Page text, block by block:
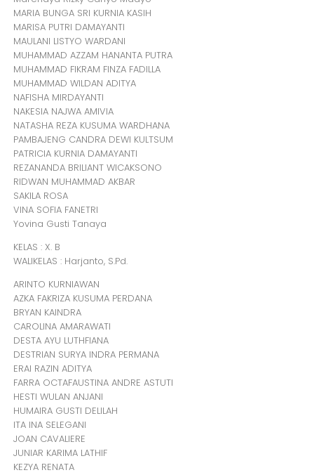
MARIA BUNGA SRI KURNIA KASIH
MARISA PUTRI DAMAYANTI
MAULANI LISTYO WARDANI
MUHAMMAD AZZAM HANANTA PUTRA
MUHAMMAD FIKRAM FINZA FADILLA
MUHAMMAD WILDAN ADITYA
NAFISHA MIRDAYANTI
NAKESIA NAJWA AMIVIA
NATASHA REZA KUSUMA WARDHANA
PAMBAJENG CANDRA DEWI KULTSUM
PATRICIA KURNIA DAMAYANTI
REZANANDA BRILIANT WICAKSONO
RIDWAN MUHAMMAD AKBAR
SAKILA ROSA
VINA SOFIA FANETRI
Yovina Gusti Tanaya
KELAS : X. B
WALIKELAS : Harjanto, S.Pd.
ARINTO KURNIAWAN
AZKA FAKRIZA KUSUMA PERDANA
BRYAN KAINDRA
CAROLINA AMARAWATI
DESTA AYU LUTHFIANA
DESTRIAN SURYA INDRA PERMANA
ERAI RAZIN ADITYA
FARRA OCTAFAUSTINA ANDRE ASTUTI
HESTI WULAN ANJANI
HUMAIRA GUSTI DELILAH
ITA INA SELEGANI
JOAN CAVALIERE
JUNIAR KARIMA LATHIF
KEZYA RENATA